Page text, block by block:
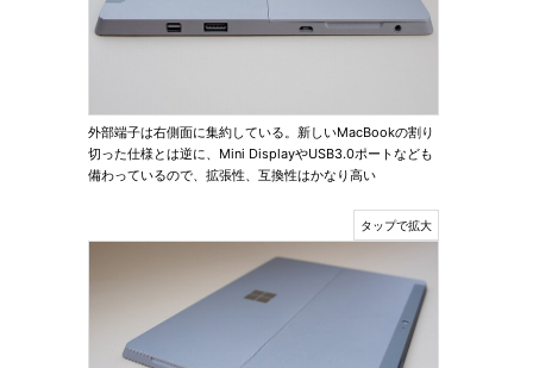
外部端子は右側面に集約している。新しいMacBookの割り
切った仕様とは逆に、Mini DisplayやUSB3.0ポートなども
備わっているので、拡張性、互換性はかなり高い